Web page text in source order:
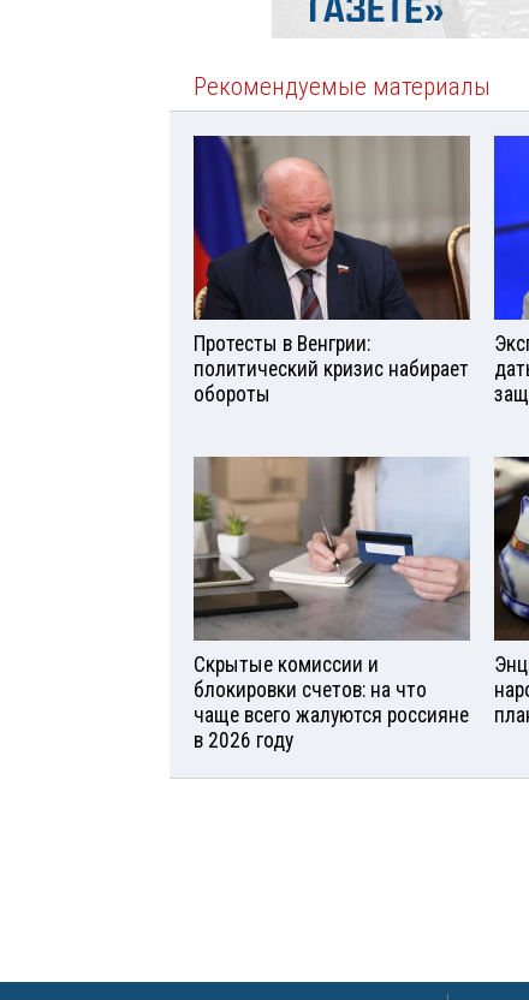
Рекомендуемые материалы
Протесты в Венгрии:
политический кризис набирает
обороты
Скрытые комиссии и
блокировки счетов: на что
чаще всего жалуются россияне
в 2026 году